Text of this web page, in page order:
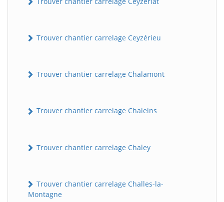
Trouver chantier carrelage Ceyzérieu
Trouver chantier carrelage Chalamont
Trouver chantier carrelage Chaleins
Trouver chantier carrelage Chaley
Trouver chantier carrelage Challes-la-
Montagne